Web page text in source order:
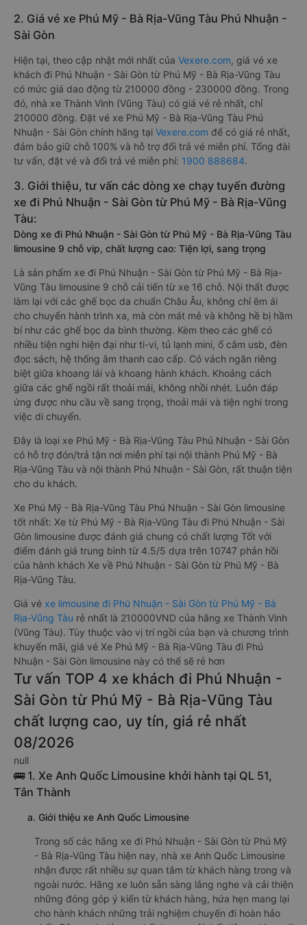
2. Giá vé xe Phú Mỹ - Bà Rịa-Vũng Tàu Phú Nhuận -
Sài Gòn
Hiện tại, theo cập nhật mới nhất của Vexere.com, giá vé xe
khách đi Phú Nhuận - Sài Gòn từ Phú Mỹ - Bà Rịa-Vũng Tàu
có mức giá dao động từ 210000 đồng - 230000 đồng. Trong
đó, nhà xe Thành Vinh (Vũng Tàu) có giá vé rẻ nhất, chỉ
210000 đồng. Đặt vé xe Phú Mỹ - Bà Rịa-Vũng Tàu Phú
Nhuận - Sài Gòn chính hãng tại Vexere.com để có giá rẻ nhất,
đảm bảo giữ chỗ 100% và hỗ trợ đổi trả vé miễn phí. Tổng đài
tư vấn, đặt vé và đổi trả vé miễn phí: 1900 888684.
3. Giới thiệu, tư vấn các dòng xe chạy tuyến đường
xe đi Phú Nhuận - Sài Gòn từ Phú Mỹ - Bà Rịa-Vũng
Tàu:
Dòng xe đi Phú Nhuận - Sài Gòn từ Phú Mỹ - Bà Rịa-Vũng Tàu
limousine 9 chỗ vip, chất lượng cao: Tiện lợi, sang trọng
Là sản phẩm xe đi Phú Nhuận - Sài Gòn từ Phú Mỹ - Bà Rịa-
Vũng Tàu limousine 9 chỗ cải tiến từ xe 16 chỗ. Nội thất được
làm lại với các ghế bọc da chuẩn Châu Âu, không chỉ êm ái
cho chuyến hành trình xa, mà còn mát mẻ và không hề bị hầm
bí như các ghế bọc da bình thường. Kèm theo các ghế có
nhiều tiện nghi hiện đại như ti-vi, tủ lạnh mini, ổ cắm usb, đèn
đọc sách, hệ thống âm thanh cao cấp. Có vách ngăn riêng
biệt giữa khoang lái và khoang hành khách. Khoảng cách
giữa các ghế ngồi rất thoải mái, không nhồi nhét. Luôn đáp
ứng được nhu cầu về sang trọng, thoải mái và tiện nghi trong
việc di chuyển.
Đây là loại xe Phú Mỹ - Bà Rịa-Vũng Tàu Phú Nhuận - Sài Gòn
có hỗ trợ đón/trả tận nơi miễn phí tại nội thành Phú Mỹ - Bà
Rịa-Vũng Tàu và nội thành Phú Nhuận - Sài Gòn, rất thuận tiện
cho du khách.
Xe Phú Mỹ - Bà Rịa-Vũng Tàu Phú Nhuận - Sài Gòn limousine
tốt nhất: Xe từ Phú Mỹ - Bà Rịa-Vũng Tàu đi Phú Nhuận - Sài
Gòn limousine được đánh giá chung có chất lượng Tốt với
điểm đánh giá trung bình từ 4.5/5 dựa trên 10747 phản hồi
của hành khách Xe về Phú Nhuận - Sài Gòn từ Phú Mỹ - Bà
Rịa-Vũng Tàu.
Giá vé xe limousine đi Phú Nhuận - Sài Gòn từ Phú Mỹ - Bà
Rịa-Vũng Tàu rẻ nhất là 210000VND của hãng xe Thành Vinh
(Vũng Tàu). Tùy thuộc vào vị trí ngồi của bạn và chương trình
khuyến mãi, giá vé Xe Phú Mỹ - Bà Rịa-Vũng Tàu đi Phú
Nhuận - Sài Gòn limousine này có thể sẽ rẻ hơn
Tư vấn TOP 4 xe khách đi Phú Nhuận -
Sài Gòn từ Phú Mỹ - Bà Rịa-Vũng Tàu
chất lượng cao, uy tín, giá rẻ nhất
08/2026
null
🚌 1. Xe Anh Quốc Limousine khởi hành tại QL 51,
Tân Thành
a. Giới thiệu xe Anh Quốc Limousine
Trong số các hãng xe đi Phú Nhuận - Sài Gòn từ Phú Mỹ
- Bà Rịa-Vũng Tàu hiện nay, nhà xe Anh Quốc Limousine
nhận được rất nhiều sự quan tâm từ khách hàng trong và
ngoài nước. Hãng xe luôn sẵn sàng lắng nghe và cải thiện
những đóng góp ý kiến từ khách hàng, hứa hẹn mang lại
cho hành khách những trải nghiệm chuyến đi hoàn hảo